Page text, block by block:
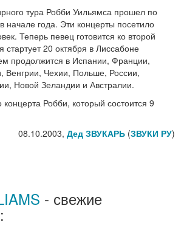
тура Робби Уильямса прошел по
начале года. Эти концерты посетило
Теперь певец готовится ко второй
стартует 20 октября в Лиссабоне
продолжится в Испании, Франции,
Венгрии, Чехии, Польше, России,
Новой Зеландии и Австралии.
концерта Робби, который состоится 9
08.10.2003, Дед ЗВУКАРЬ (ЗВУКИ РУ)
- свежие